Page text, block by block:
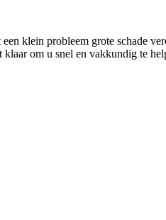
klein probleem grote schade
om u snel en vakkundig te